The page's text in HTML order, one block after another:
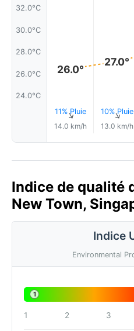
32.0°C
30.0°C
28.0°C
26.0°C
24.0°C
26.0°
11% Pluie
↑
14.0 km/h
27.0°
10% Pluie
↑
13.0 km/h
Indice de qualité
New Town,
Indice
Environmental
1
1 2 3